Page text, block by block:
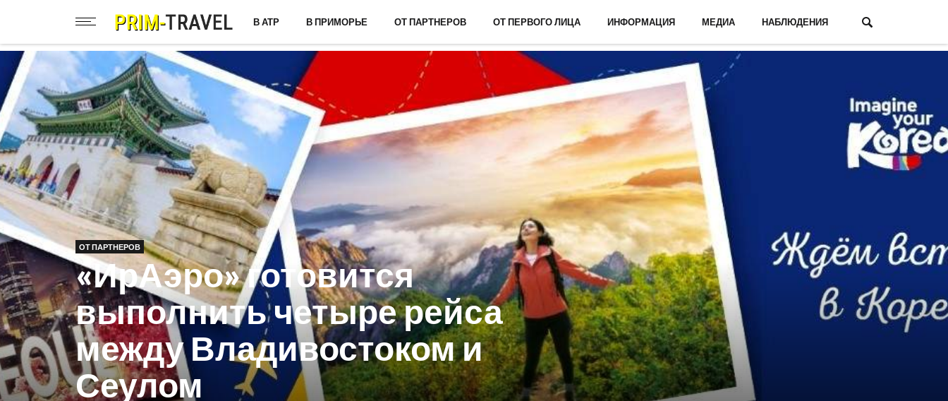
В АТР В ПРИМОРЬЕ ОТ ПАРТНЕРОВ ОТ ПЕРВОГО ЛИЦА ИНФОРМАЦИЯ МЕДИА НАБЛЮДЕНИЯ
ОТ ПАРТНЕРОВ
«ИрАэро» готовится
выполнить четыре рейса
между Владивостоком и
Сеулом